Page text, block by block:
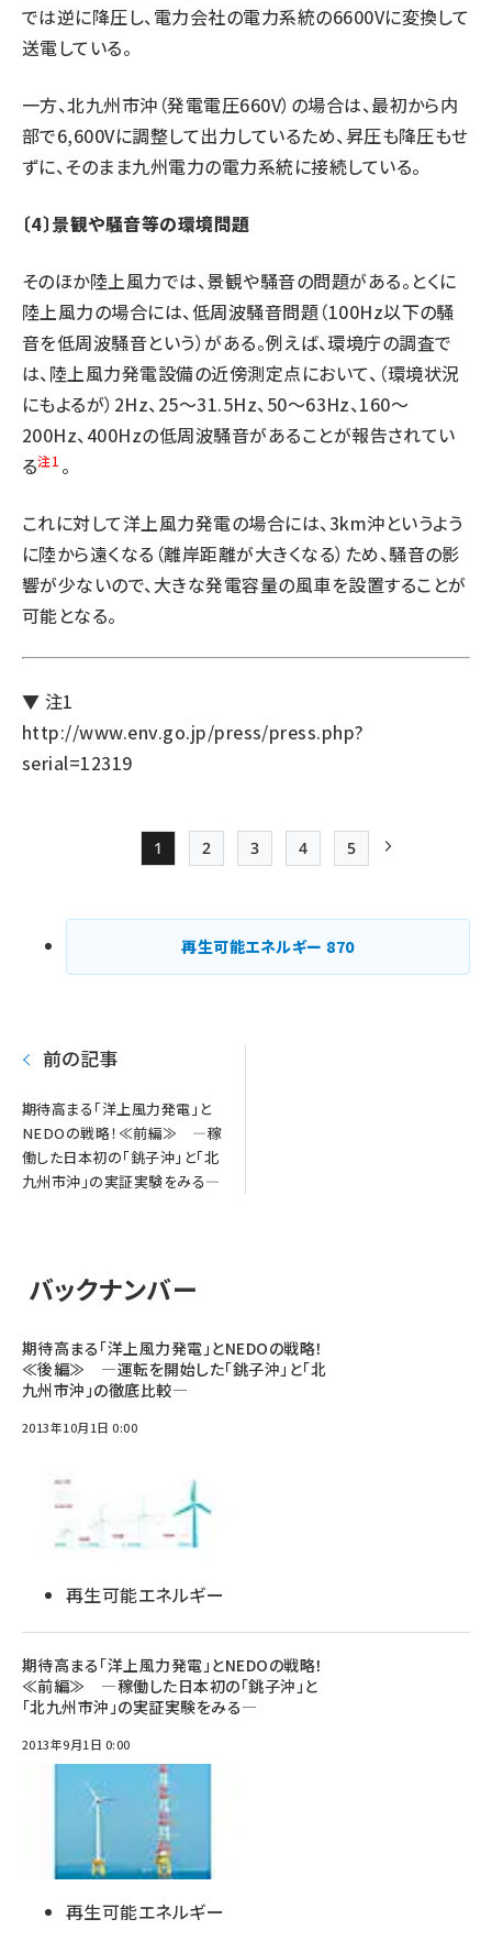
では逆に降圧し、電力会社の電力系統の6600Vに変換して
送電している。
一方、北九州市沖（発電電圧660V）の場合は、最初から内
部で6,600Vに調整して出力しているため、昇圧も降圧もせ
ずに、そのまま九州電力の電力系統に接続している。
〔4〕景観や騒音等の環境問題
そのほか陸上風力では、景観や騒音の問題がある。とくに
陸上風力の場合には、低周波騒音問題（100Hz以下の騒
音を低周波騒音という）がある。例えば、環境庁の調査で
は、陸上風力発電設備の近傍測定点において、（環境状況
にもよるが）2Hz、25〜31.5Hz、50〜63Hz、160〜
200Hz、400Hzの低周波騒音があることが報告されてい
る注1 。
これに対して洋上風力発電の場合には、3km沖というよう
に陸から遠くなる（離岸距離が大きくなる）ため、騒音の影
響が少ないので、大きな発電容量の風車を設置することが
可能となる。
▼ 注1
http://www.env.go.jp/press/press.php?
serial=12319
ジ
送
Page
1
Page
2
Page
3
Page
4
Page
5
再生可能エネルギー 870
前の記事
期待高まる「洋上風力発電」と
NEDOの戦略！≪前編≫ ―稼
働した日本初の「銚子沖」と「北
九州市沖」の実証実験をみる―
バックナンバー
期待高まる「洋上風力発電」とNEDOの戦略！
≪後編≫ ―運転を開始した「銚子沖」と「北
九州市沖」の徹底比較―
2013年10月1日 0:00
再生可能エネルギー
期待高まる「洋上風力発電」とNEDOの戦略！
≪前編≫ ―稼働した日本初の「銚子沖」と
「北九州市沖」の実証実験をみる―
2013年9月1日 0:00
再生可能エネルギー